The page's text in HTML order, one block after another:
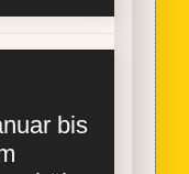
bis